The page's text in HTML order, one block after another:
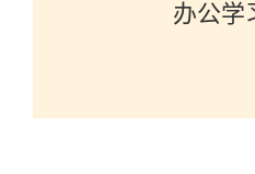
办公学